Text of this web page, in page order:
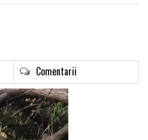
Comentarii